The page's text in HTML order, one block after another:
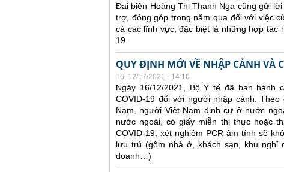
Đại biện Hoàng Thị Thanh Nga cũng gửi
trợ, đóng góp trong năm qua đối với việc
cả các lĩnh vực, đặc biệt là những hợp tác
19.
QUY ĐỊNH MỚI VỀ NHẬP CẢNH VÀ
T6, 12/17/2021 - 14:10
Ngày 16/12/2021, Bộ Y tế đã ban hành
COVID-19 đối với người nhập cảnh.
Nam, người Việt Nam định cư ở nước
nước ngoài, có giấy miễn thị thực hoặc
COVID-19, xét nghiệm PCR âm tính sẽ
lưu trú (gồm nhà ở, khách sạn, khu
doanh…)